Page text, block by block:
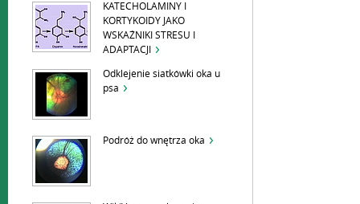
KATECHOLAMINY I
KORTYKOIDY JAKO
WSKAŹNIKI STRESU I
ADAPTACJI
Odklejenie siatkówki oka u
psa
Podróż do wnętrza oka